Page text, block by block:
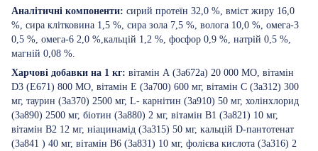
Аналітичні компоненти: сирий протеїн 32,0 %, вміст жиру 16,0
%, сира клітковина 1,5 %, сира зола 7,5 %, волога 10,0 %, омега-3
0,5 %, омега-6 2,0 %,кальцій 1,2 %, фосфор 0,9 %, натрій 0,5 %,
магній 0,08 %.
Харчові добавки на 1 кг: вітамін А (3a672a) 20 000 МО, вітамін
D3 (E671) 800 МО, вітамін Е (3a700) 600 мг, вітамін С (3a312) 300
мг, таурин (3a370) 2500 мг, L- карнітин (3a910) 50 мг, холінхлорид
(3a890) 2500 мг, біотин (3a880) 2 мг, вітамін B1 (3a821) 10 мг,
вітамін B2 12 мг, ніацинамід (3a315) 50 мг, кальцій D-пантотенат
(3a841 ) 40 мг, вітамін B6 (3a831) 10 мг, фолієва кислота (3a316) 2